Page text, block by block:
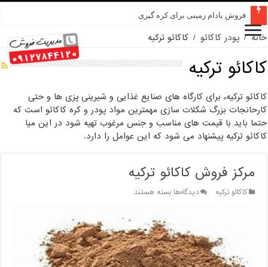
فروش بادام زمینی برای کره گیری
خانه / پودر کاکائو / کاکائو ترکیه
کاکائو ترکیه
کاکائو ترکیه، برای کارگاه های صنایع غذایی و شیرینی پزی ها و حتی
کارحانجات بزرگ شکلات سازی مهمترین مواد پودر و کره کاکائو است که
حتما باید با قیمت های مناسب و جنس مرغوب تهیه شود در این میا
کاکائو ترکیه پیشنهاد می شود که این عوامل را دارد.
مرکز فروش کاکائو ترکیه
کاکائو ترکیه دیدگاه‌هابرای
کاکائو
ترکیه
بسته هستند